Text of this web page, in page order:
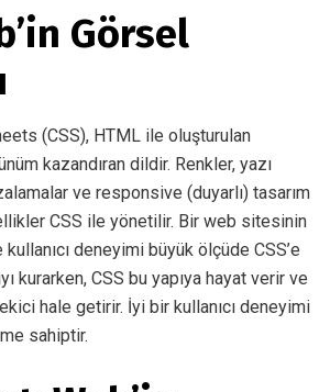
Görsel
(CSS), HTML ile oluşturulan
kazandıran dildir. Renkler, yazı
ve responsive (duyarlı) tasarım
CSS ile yönetilir. Bir web sitesinin
deneyimi büyük ölçüde CSS’e
kurarken, CSS bu yapıya hayat verir ve
hale getirir. İyi bir kullanıcı deneyimi
sahiptir.